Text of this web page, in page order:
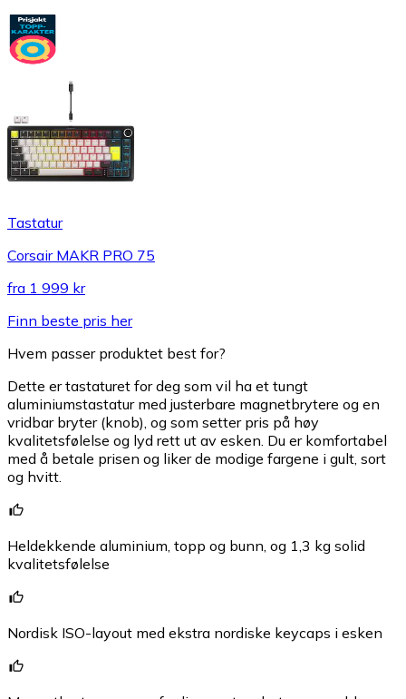
Tastatur
Corsair MAKR PRO 75
fra 1 999 kr
Finn beste pris her
Hvem passer produktet best for?
Dette er tastaturet for deg som vil ha et tungt
aluminiumstastatur med justerbare magnetbrytere og en
vridbar bryter (knob), og som setter pris på høy
kvalitetsfølelse og lyd rett ut av esken. Du er komfortabel
med å betale prisen og liker de modige fargene i gult, sort
og hvitt.
Heldekkende aluminium, topp og bunn, og 1,3 kg solid
kvalitetsfølelse
Nordisk ISO-layout med ekstra nordiske keycaps i esken